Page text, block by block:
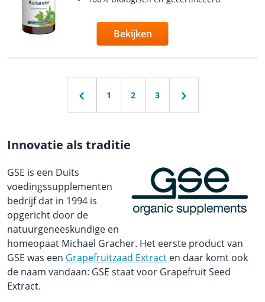
Bekijken
1 2 3
Innovatie als traditie
GSE is een Duits
voedings­supplementen
bedrijf dat in 1994 is
opgericht door de
natuurgeneeskundige en
homeopaat Michael Gracher. Het eerste product van
GSE was een Grapefruitzaad Extract en daar komt ook
de naam vandaan: GSE staat voor Grapefruit Seed
Extract.